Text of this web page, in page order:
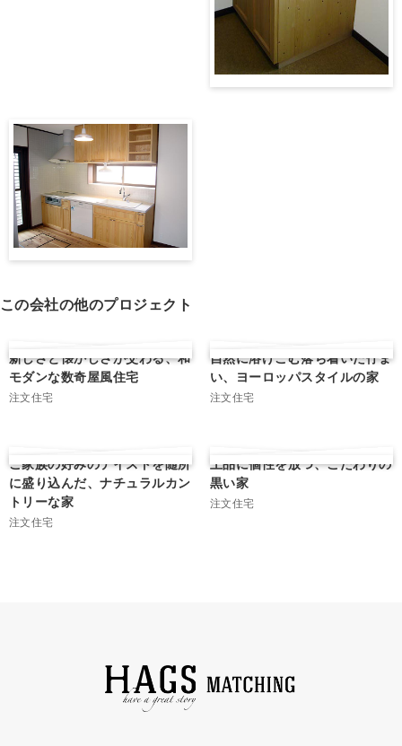
この会社の他のプロジェクト
新しさと懐かしさが交わる、和
モダンな数奇屋風住宅
注文住宅
自然に溶けこむ落ち着いた佇ま
い、ヨーロッパスタイルの家
注文住宅
ご家族の好みのテイストを随所
に盛り込んだ、ナチュラルカン
トリーな家
注文住宅
上品に個性を放つ、こだわりの
黒い家
注文住宅